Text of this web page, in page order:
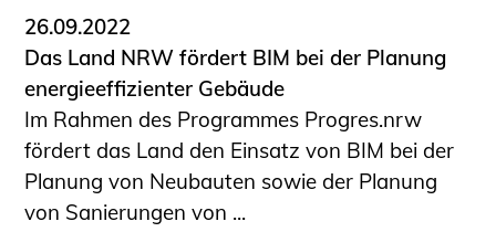
Büronachfolge
Zusatzqualifikationen
Geschützter Bereich
Informationen für Auftraggeber und
Verbraucher
Ingenieursuche (Mitglieder der IK-Bau
NRW)
26.09.2022
Das Land NRW fördert BIM bei der Planung
energieeffizienter Gebäude
Im Rahmen des Programmes Progres.nrw
fördert das Land den Einsatz von BIM bei der
Planung von Neubauten sowie der Planung
von Sanierungen von ...